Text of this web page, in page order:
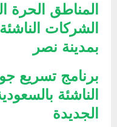
المناطق الحرة
الشركات
بمدينة نصر
برنامج تسريع
الناشئة
الجديدة